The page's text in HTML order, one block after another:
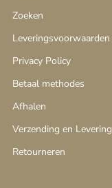
Zoeken
Leveringsvoorwaarden
Privacy Policy
Betaal methodes
Afhalen
Verzending en Levering
Retourneren